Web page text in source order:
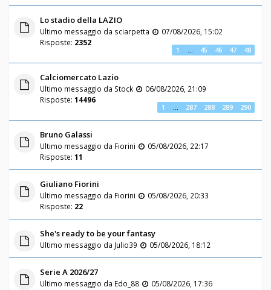
Lo stadio della LAZIO
Ultimo messaggio da sciarpetta
07/08/2026, 15:02
Risposte: 2352
1 45 46 47 48
Calciomercato Lazio
Ultimo messaggio da Stock
06/08/2026, 21:09
Risposte: 14496
1 287 288 289 290
Bruno Galassi
Ultimo messaggio da Fiorini
05/08/2026, 22:17
Risposte: 11
Giuliano Fiorini
Ultimo messaggio da Fiorini
05/08/2026, 20:33
Risposte: 22
She's ready to be your fantasy
Ultimo messaggio da Julio39 05/08/2026, 18:12
Serie A 2026/27
Ultimo messaggio da Edo_88
05/08/2026, 17:36